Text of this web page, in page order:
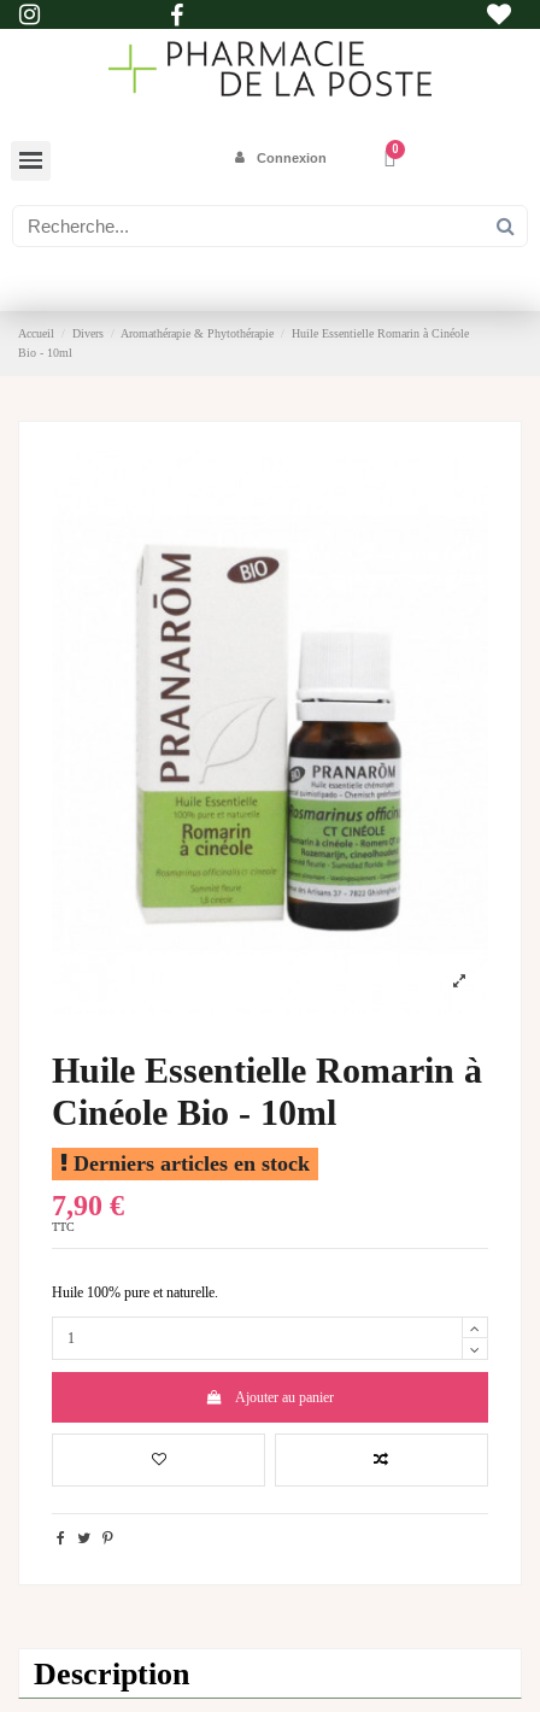
Connexion
Accueil Divers Aromathérapie & Phytothérapie
Huile Essentielle Romarin à Cinéole
Bio - 10ml
Huile Essentielle Romarin à
Cinéole Bio - 10ml
Derniers articles en stock
7,90 €
TTC
Huile 100% pure et naturelle.
Ajouter au panier
Description